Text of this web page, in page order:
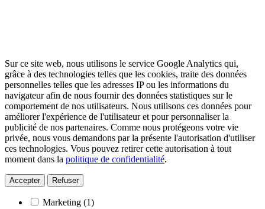
Sur ce site web, nous utilisons le service Google Analytics qui,
grâce à des technologies telles que les cookies, traite des données
personnelles telles que les adresses IP ou les informations du
navigateur afin de nous fournir des données statistiques sur le
comportement de nos utilisateurs. Nous utilisons ces données pour
améliorer l'expérience de l'utilisateur et pour personnaliser la
publicité de nos partenaires. Comme nous protégeons votre vie
privée, nous vous demandons par la présente l'autorisation d'utiliser
ces technologies. Vous pouvez retirer cette autorisation à tout
moment dans la politique de confidentialité.
Accepter Refuser
Marketing (1)